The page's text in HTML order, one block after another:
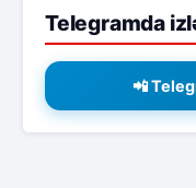
Telegramda
📲